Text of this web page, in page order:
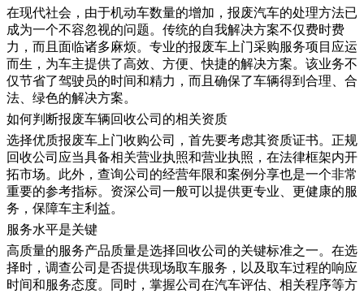
在现代社会，由于机动车数量的增加，报废汽车的处理方法已
成为一个不容忽视的问题。传统的自我解决方案不仅费时费
力，而且面临诸多麻烦。专业的报废车上门采购服务项目应运
而生，为车主提供了高效、方便、快捷的解决方案。该业务不
仅节省了驾驶员的时间和精力，而且确保了车辆得到合理、合
法、绿色的解决方案。
如何判断报废车辆回收公司的相关资质
选择优质报废车上门收购公司，首先要考虑其资质证书。正规
回收公司应当具备相关营业执照和营业执照，在法律框架内开
拓市场。此外，查询公司的经营年限和案例分享也是一个非常
重要的参考指标。资深公司一般可以提供更专业、更健康的服
务，保障车主利益。
服务水平是关键
高质量的服务产品质量是选择回收公司的关键标准之一。在选
择时，调查公司是否提供现场取车服务，以及取车过程的响应
时间和服务态度。同时，掌握公司在汽车评估、相关程序等方